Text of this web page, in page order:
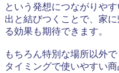
という発想につながりや
出と結びつくことで、家
る効果も期待できます。
もちろん特別な場所以外
タイミングで使いやすい